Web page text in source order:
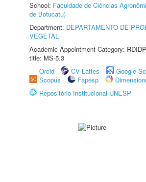
School: Faculdade de Ciências
de Botucatu)
Department: DEPARTAMENTO DE
VEGETAL
Academic Appointment Category:
title: MS-5.3
Orcid
CV Lattes
Google
Scopus
Fapesp
Repositório Institucional UNESP